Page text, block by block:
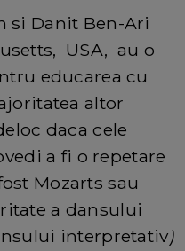
si Danit Ben-Ari
USA, au o
educarea cu
altor
daca cele
a fi o repetare
Mozarts sau
a dansului
interpretativ)